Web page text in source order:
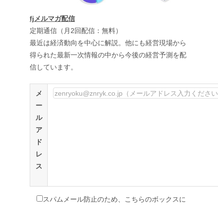
fjメルマガ配信
定期通信（月2回配信：無料）
最近は経済動向を中心に解説。他にも経営現場から
得られた最新一次情報の中から今後の経営予測を配
信しています。
メ
ー
ル
ア
ド
レ
ス
スパムメール防止のため、こちらのボックスに